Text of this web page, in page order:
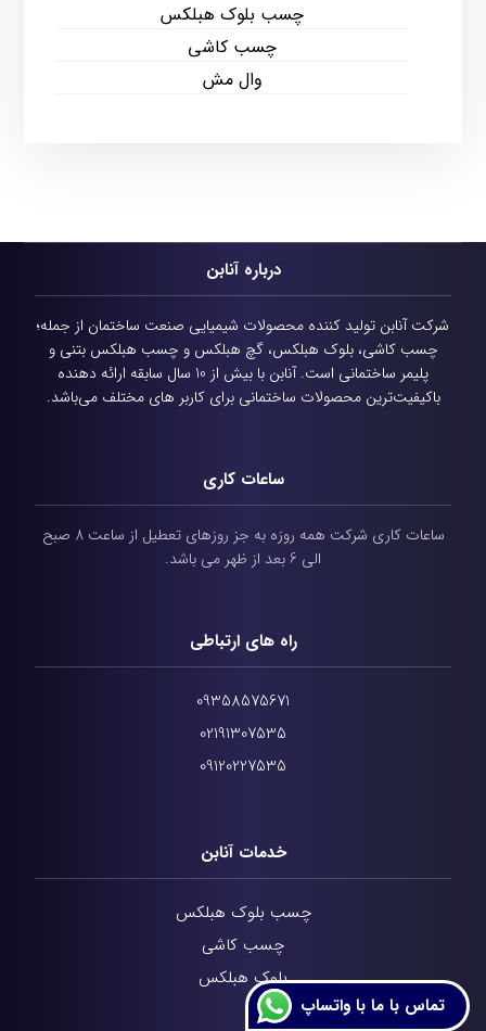
چسب بلوک هبلکس
چسب کاشی
وال مش
درباره آنابن
شرکت آنابن تولید کننده محصولات شیمیایی صنعت ساختمان از جمله؛
چسب کاشی، بلوک هبلکس، گچ هبلکس و چسب هبلکس بتنی و
پلیمر ساختمانی است.
آنابن با بیش از 10 سال سابقه ارائه دهنده
باکیفیت‌ترین محصولات ساختمانی برای کاربر های مختلف می‌باشد.
ساعات کاری
ساعات کاری شرکت همه روزه به جز روزهای تعطیل از ساعت 8 صبح
الی 6 بعد از ظهر می باشد.
راه های ارتباطی
09358575671
02191307535
09120227535
خدمات آنابن
چسب بلوک هبلکس
چسب کاشی
بلوک هبلکس
تماس با ما با واتساپ